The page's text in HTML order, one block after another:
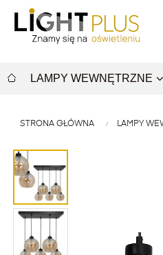
LAMPY WEWNĘTRZNE
STRONA GŁÓWNA LAMPY